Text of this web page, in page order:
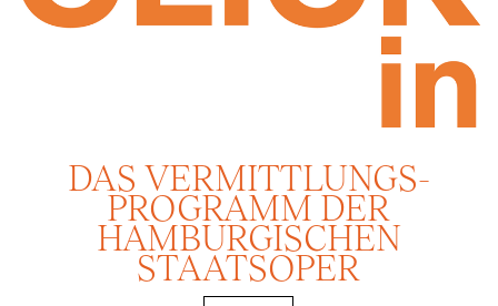
DAS VERMITTLUNGS­
PROGRAMM DER
HAMBURGISCHEN
STAATSOPER